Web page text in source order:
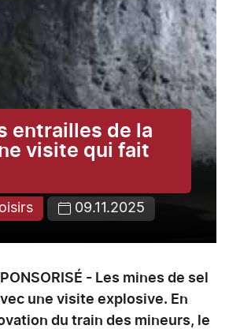
entrailles de la
visite qui fait
09.11.2025
- Les mines de sel
une visite explosive. En
du train des mineurs, le